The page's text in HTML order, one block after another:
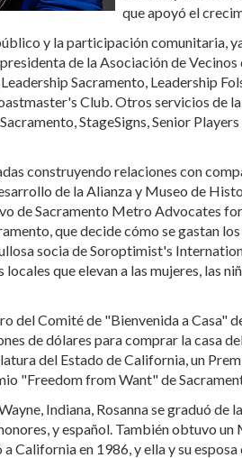
que apoyó el
y la participación comunitaria,
de la Asociación de
Sacramento, Leadership
Club. Otros servicios de
StageSigns, Senior
construyendo relaciones con
de la Alianza y Museo de
de Sacramento Metro Advocates
que decide cómo se gastan
socia de Soroptimist's
que elevan a las mujeres, las
del Comité de "Bienvenida a Casa"
de dólares para comprar la casa
del Estado de California, un
"Freedom from Want" de
Indiana, Rosanna se graduó
y español. También obtuvo
California en 1986, y ella y su